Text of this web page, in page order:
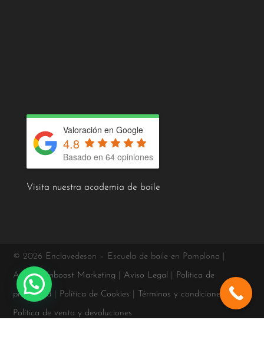
Valoración en Google
4.8
Basado en 64 opiniones
Visita nuestra academia de baile
© 2026 Enclavedeson – Escuela de baile en Pamplona |
AgenciaInboost Marketing Aviso Legal Política de
privacidad Política de Cookies Términos y condiciones |
Política de venta y devoluciones